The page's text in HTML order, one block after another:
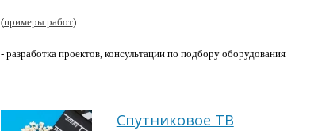
(примеры работ)
- разработка проектов, консультации по подбору оборудования
Спутниковое ТВ